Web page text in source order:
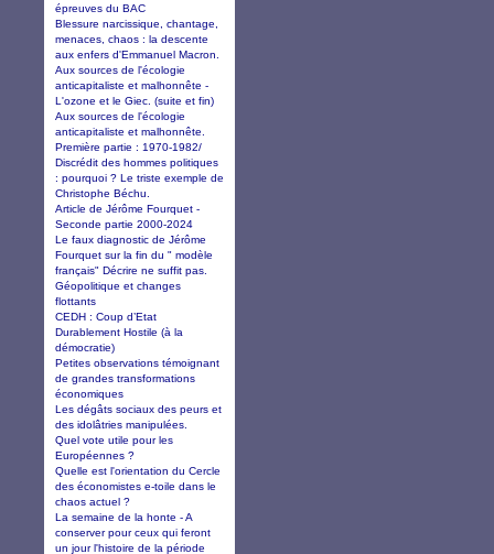
épreuves du BAC
Blessure narcissique, chantage,
menaces, chaos : la descente
aux enfers d'Emmanuel Macron.
Aux sources de l'écologie
anticapitaliste et malhonnête -
L'ozone et le Giec. (suite et fin)
Aux sources de l'écologie
anticapitaliste et malhonnête.
Première partie : 1970-1982/
Discrédit des hommes politiques
: pourquoi ? Le triste exemple de
Christophe Béchu.
Article de Jérôme Fourquet -
Seconde partie 2000-2024
Le faux diagnostic de Jérôme
Fourquet sur la fin du " modèle
français" Décrire ne suffit pas.
Géopolitique et changes
flottants
CEDH : Coup d’Etat
Durablement Hostile (à la
démocratie)
Petites observations témoignant
de grandes transformations
économiques
Les dégâts sociaux des peurs et
des idolâtries manipulées.
Quel vote utile pour les
Européennes ?
Quelle est l'orientation du Cercle
des économistes e-toile dans le
chaos actuel ?
La semaine de la honte - A
conserver pour ceux qui feront
un jour l'histoire de la période